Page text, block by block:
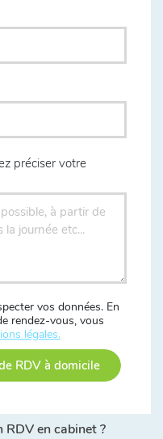
préciser votre
vos données. En
rendez-vous, vous
légales.
RDV à domicile
RDV en cabinet ?